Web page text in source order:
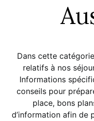
Dans cette
relatifs à nos
Informations
conseils pour
place, bons
d’information afin de